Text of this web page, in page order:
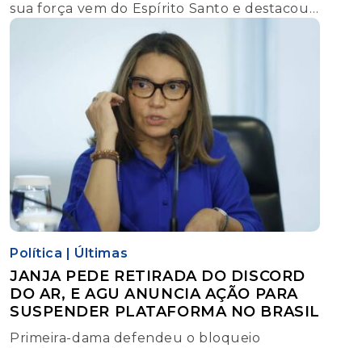
sua força vem do Espírito Santo e destacou
transformação após encontro com Cristo
Política Últimas
JANJA PEDE RETIRADA DO DISCORD
DO AR, E AGU ANUNCIA AÇÃO PARA
SUSPENDER PLATAFORMA NO BRASIL
Primeira-dama defendeu o bloqueio